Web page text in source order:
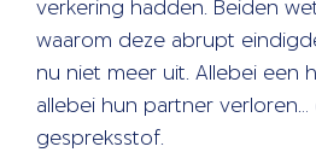
verkering hadden. Beiden
waarom deze abrupt
nu niet meer uit. Allebei een
allebei hun partner
gespreksstof.